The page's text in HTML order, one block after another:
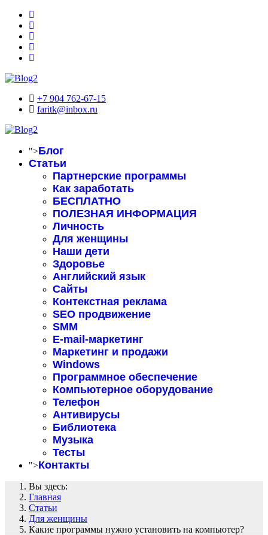
+7 904 762-67-15
faritk@inbox.ru
">Блог
Статьи
Партнерские программы
Как заработать
БЕСПЛАТНО
ПОЛЕЗНАЯ ИНФОРМАЦИЯ
Личность
Для женщины
Наши дети
Здоровье
Английский язык
Сайты
Контекстная реклама
SEO продвижение
SMM
E-mail-маркетинг
Маркетинг и продажи
Windows
Программное обеспечение
Компьютерное оборудование
Телефон
Антивирусы
Библиотека
Музыка
Тесты
">Контакты
Вы здесь:
Главная
Статьи
Для женщины
Какие программы нужно установить на компьютер?